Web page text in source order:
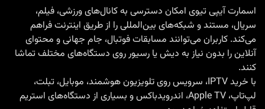
زنده،
تحلیل،
کانال‌های
و
تماشای
اسمارت آیپی تیوی امکان دسترسی به کانال‌های ورزشی، فیلم،
سریال، مستند و شبکه‌های بین‌المللی را از طریق اینترنت فراهم
می‌کند. کاربران می‌توانند مسابقات فوتبال، جام جهانی و محتوای
آنلاین را بدون نیاز به دیش یا رسیور روی دستگاه‌های مختلف تماشا
کنند.
با خرید IPTV
، سرویس روی تلویزیون هوشمند، موبایل، تبلت،
لپ‌تاپ، Apple TV، اندرویدباکس و بسیاری از دستگاه‌های استریم